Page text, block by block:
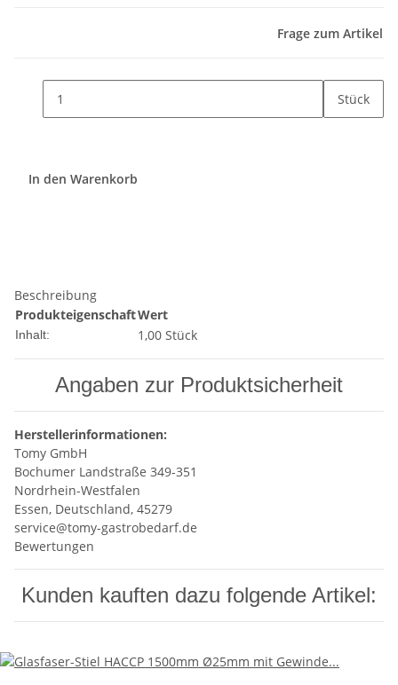
Frage zum Artikel
Stück
In den Warenkorb
Beschreibung
ProdukteigenschaftWert
Inhalt: 1,00 Stück
Angaben zur Produktsicherheit
Herstellerinformationen:
Tomy GmbH
Bochumer Landstraße 349-351
Nordrhein-Westfalen
Essen, Deutschland, 45279
service@tomy-gastrobedarf.de
Bewertungen
Kunden kauften dazu folgende Artikel: